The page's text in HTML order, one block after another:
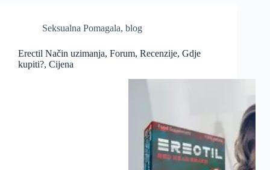
Seksualna Pomagala, blog
Erectil Način uzimanja, Forum, Recenzije, Gdje
kupiti?, Cijena